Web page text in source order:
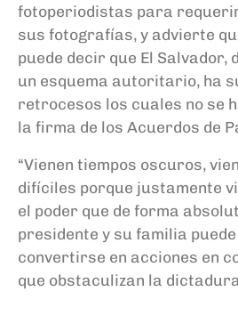
fotoperiodistas para
sus fotografías, y advierte
puede decir que El Salvador,
un esquema autoritario, ha
retrocesos los cuales no se
la firma de los Acuerdos de
“Vienen tiempos oscuros,
difíciles porque justamente
el poder que de forma
presidente y su familia
convertirse en acciones en
que obstaculizan la